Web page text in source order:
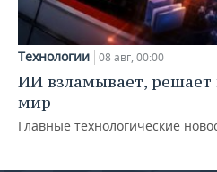
Технологии 08 авг, 00:00
ИИ взламывает, решает
мир
Главные технологические